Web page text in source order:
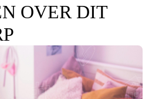
OVER DIT